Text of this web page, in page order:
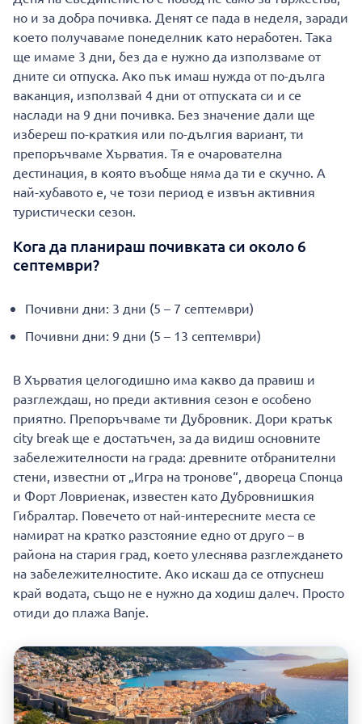
но и за добра почивка. Денят се пада в неделя, заради
което получаваме понеделник като неработен. Така
ще имаме 3 дни, без да е нужно да използваме от
дните си отпуска. Ако пък имаш нужда от по-дълга
ваканция, използвай 4 дни от отпуската си и се
наслади на 9 дни почивка. Без значение дали ще
избереш по-краткия или по-дългия вариант, ти
препоръчваме Хърватия. Тя е очарователна
дестинация, в която въобще няма да ти е скучно. А
най-хубавото е, че този период е извън активния
туристически сезон.
Кога да планираш почивката си около 6
септември?
Почивни дни: 3 дни (5 – 7 септември)
Почивни дни: 9 дни (5 – 13 септември)
В Хърватия целогодишно има какво да правиш и
разглеждаш, но преди активния сезон е особено
приятно. Препоръчваме ти Дубровник. Дори кратък
city break ще е достатъчен, за да видиш основните
забележителности на града: древните отбранителни
стени, известни от „Игра на тронове“, двореца Спонца
и Форт Ловриенак, известен като Дубровнишкия
Гибралтар. Повечето от най-интересните места се
намират на кратко разстояние едно от друго – в
района на стария град, което улеснява разглеждането
на забележителностите. Ако искаш да се отпуснеш
край водата, също не е нужно да ходиш далеч. Просто
отиди до плажа Banje.